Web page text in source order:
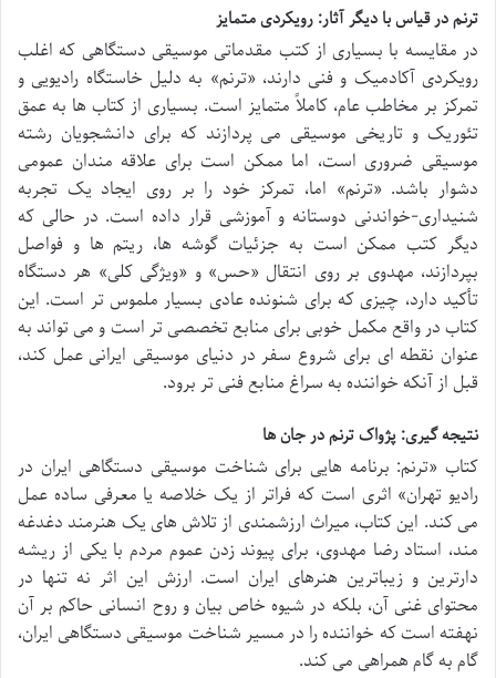
ترنم در قیاس با دیگر آثار: رویکردی متمایز
در مقایسه با بسیاری از کتب مقدماتی موسیقی دستگاهی که اغلب
رویکردی آکادمیک و فنی دارند، «ترنم» به دلیل خاستگاه رادیویی و
تمرکز بر مخاطب عام، کاملاً متمایز است. بسیاری از کتاب ها به عمق
تئوریک و تاریخی موسیقی می پردازند که برای دانشجویان رشته
موسیقی ضروری است، اما ممکن است برای علاقه مندان عمومی
دشوار باشد. «ترنم» اما، تمرکز خود را بر روی ایجاد یک تجربه
شنیداری-خواندنی دوستانه و آموزشی قرار داده است. در حالی که
دیگر کتب ممکن است به جزئیات گوشه ها، ریتم ها و فواصل
بپردازند، مهدوی بر روی انتقال «حس» و «ویژگی کلی» هر دستگاه
تأکید دارد، چیزی که برای شنونده عادی بسیار ملموس تر است. این
کتاب در واقع مکمل خوبی برای منابع تخصصی تر است و می تواند به
عنوان نقطه ای برای شروع سفر در دنیای موسیقی ایرانی عمل کند،
قبل از آنکه خواننده به سراغ منابع فنی تر برود.
نتیجه گیری: پژواک ترنم در جان ها
کتاب «ترنم: برنامه هایی برای شناخت موسیقی دستگاهی ایران در
رادیو تهران» اثری است که فراتر از یک خلاصه یا معرفی ساده عمل
می کند. این کتاب، میراث ارزشمندی از تلاش های یک هنرمند دغدغه
مند، استاد رضا مهدوی، برای پیوند زدن عموم مردم با یکی از ریشه
دارترین و زیباترین هنرهای ایران است. ارزش این اثر نه تنها در
محتوای غنی آن، بلکه در شیوه خاص بیان و روح انسانی حاکم بر آن
نهفته است که خواننده را در مسیر شناخت موسیقی دستگاهی ایران،
گام به گام همراهی می کند.